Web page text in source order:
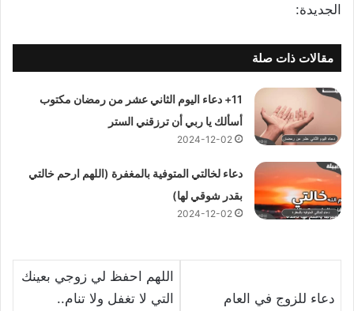
الجديدة:
مقالات ذات صلة
11+ دعاء اليوم الثاني عشر من رمضان مكتوب
أسألك يا ربي أن ترزقني الستر
2024-12-02
دعاء لخالتي المتوفية بالمغفرة (اللهم ارحم خالتي
بقدر شوقي لها)
2024-12-02
دعاء للزوج في العام
اللهم احفظ لي زوجي بعينك
التي لا تغفل ولا تنام..